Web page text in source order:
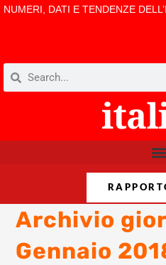
NUMERI, DATI E TENDENZE
Archivio
Gennaio